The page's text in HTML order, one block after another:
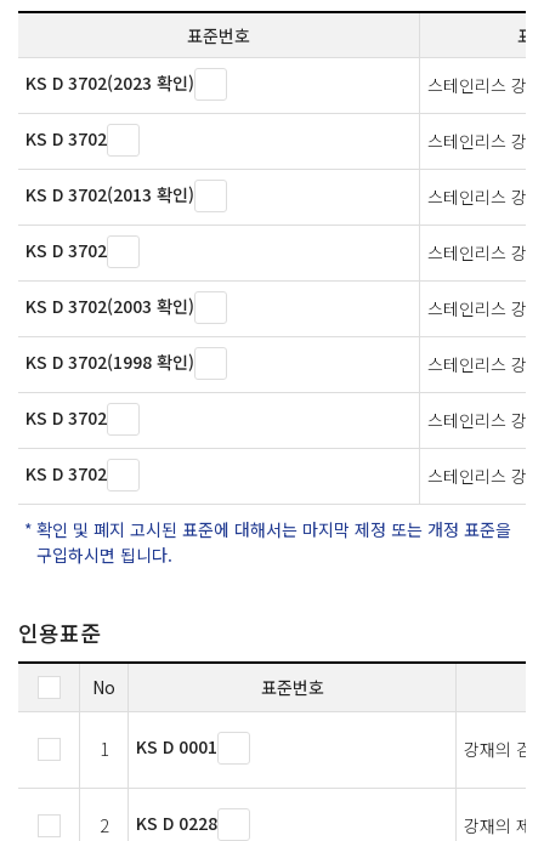
표준번호
표
KS D 3702(2023 확인)
스테인리스 강
KS D 3702 스테인리스 강
KS D 3702(2013 확인) 스테인리스 강
KS D 3702 스테인리스 강
KS D 3702(2003 확인) 스테인리스 강
KS D 3702(1998 확인) 스테인리스 강
KS D 3702 스테인리스 강
KS D 3702 스테인리스 강
확인 및 폐지 고시된 표준에 대해서는 마지막 제정 또는 개정 표준을
구입하시면 됩니다.
인용표준
No 표준번호
1 KS D 0001 강재의 검
2 KS D 0228 강재의 제